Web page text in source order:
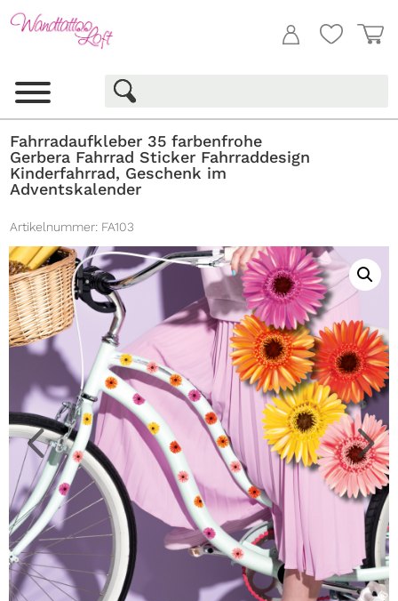
Fahrradaufkleber 35 farbenfrohe
Gerbera Fahrrad Sticker Fahrraddesign
Kinderfahrrad, Geschenk im
Adventskalender
Artikelnummer: FA103